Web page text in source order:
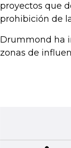
proyectos que
prohibición de
Drummond ha
zonas de